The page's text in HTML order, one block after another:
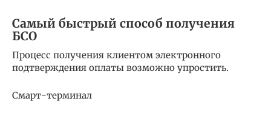
Самый быстрый способ получения
БСО
Процесс получения клиентом электронного
подтверждения оплаты возможно упростить.
Смарт-терминал